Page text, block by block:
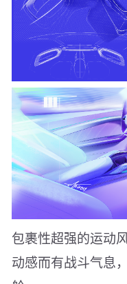
包裹性超强的运动
动感而有战斗气息